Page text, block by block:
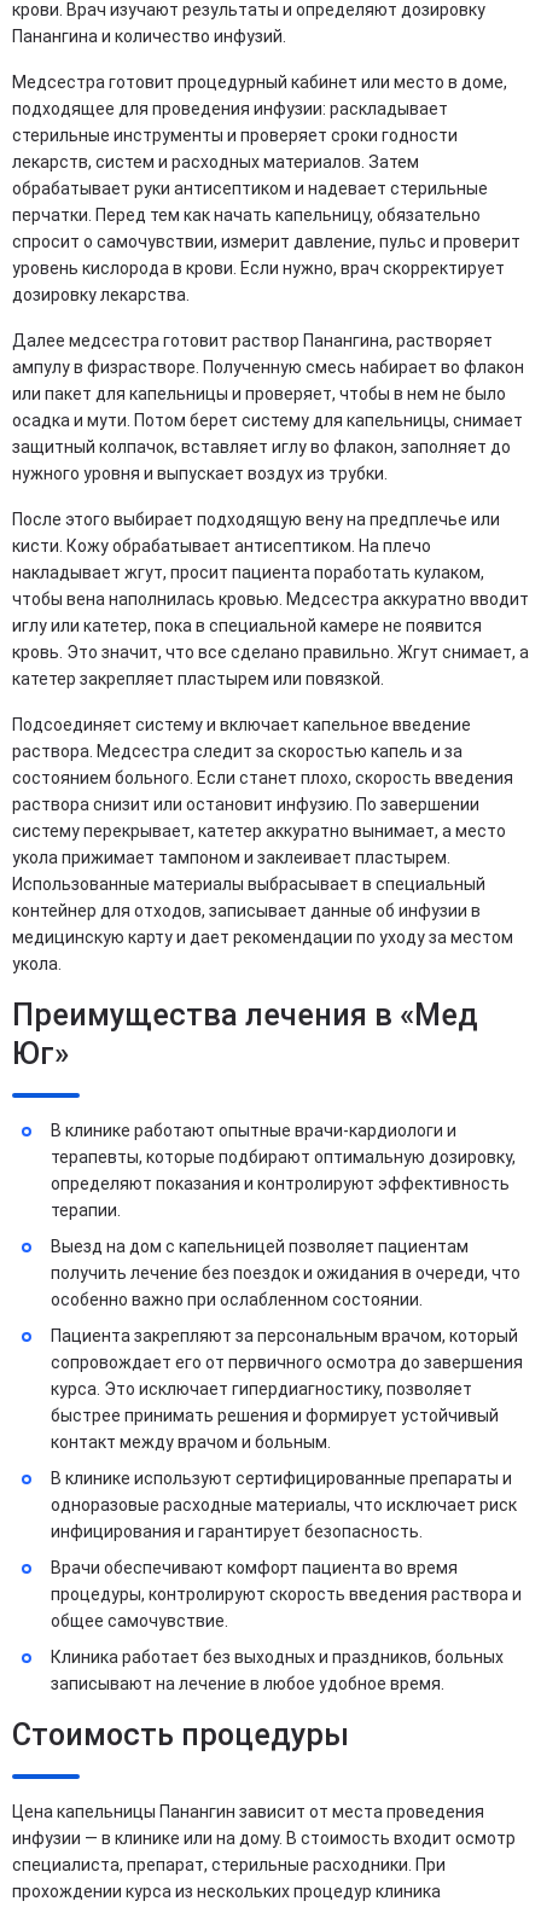
крови. Врач изучают результаты и определяют дозировку
Панангина и количество инфузий.
Медсестра готовит процедурный кабинет или место в доме,
подходящее для проведения инфузии: раскладывает
стерильные инструменты и проверяет сроки годности
лекарств, систем и расходных материалов. Затем
обрабатывает руки антисептиком и надевает стерильные
перчатки. Перед тем как начать капельницу, обязательно
спросит о самочувствии, измерит давление, пульс и проверит
уровень кислорода в крови. Если нужно, врач скорректирует
дозировку лекарства.
Далее медсестра готовит раствор Панангина, растворяет
ампулу в физрастворе. Полученную смесь набирает во флакон
или пакет для капельницы и проверяет, чтобы в нем не было
осадка и мути. Потом берет систему для капельницы, снимает
защитный колпачок, вставляет иглу во флакон, заполняет до
нужного уровня и выпускает воздух из трубки.
После этого выбирает подходящую вену на предплечье или
кисти. Кожу обрабатывает антисептиком. На плечо
накладывает жгут, просит пациента поработать кулаком,
чтобы вена наполнилась кровью. Медсестра аккуратно вводит
иглу или катетер, пока в специальной камере не появится
кровь. Это значит, что все сделано правильно. Жгут снимает, а
катетер закрепляет пластырем или повязкой.
Подсоединяет систему и включает капельное введение
раствора. Медсестра следит за скоростью капель и за
состоянием больного. Если станет плохо, скорость введения
раствора снизит или остановит инфузию. По завершении
систему перекрывает, катетер аккуратно вынимает, а место
укола прижимает тампоном и заклеивает пластырем.
Использованные материалы выбрасывает в специальный
контейнер для отходов, записывает данные об инфузии в
медицинскую карту и дает рекомендации по уходу за местом
укола.
Преимущества лечения в «Мед
Юг»
В клинике работают опытные врачи-кардиологи и
терапевты, которые подбирают оптимальную дозировку,
определяют показания и контролируют эффективность
терапии.
Выезд на дом с капельницей позволяет пациентам
получить лечение без поездок и ожидания в очереди, что
особенно важно при ослабленном состоянии.
Пациента закрепляют за персональным врачом, который
сопровождает его от первичного осмотра до завершения
курса. Это исключает гипердиагностику, позволяет
быстрее принимать решения и формирует устойчивый
контакт между врачом и больным.
В клинике используют сертифицированные препараты и
одноразовые расходные материалы, что исключает риск
инфицирования и гарантирует безопасность.
Врачи обеспечивают комфорт пациента во время
процедуры, контролируют скорость введения раствора и
общее самочувствие.
Клиника работает без выходных и праздников, больных
записывают на лечение в любое удобное время.
Стоимость процедуры
Цена капельницы Панангин зависит от места проведения
инфузии — в клинике или на дому. В стоимость входит осмотр
специалиста, препарат, стерильные расходники. При
прохождении курса из нескольких процедур клиника